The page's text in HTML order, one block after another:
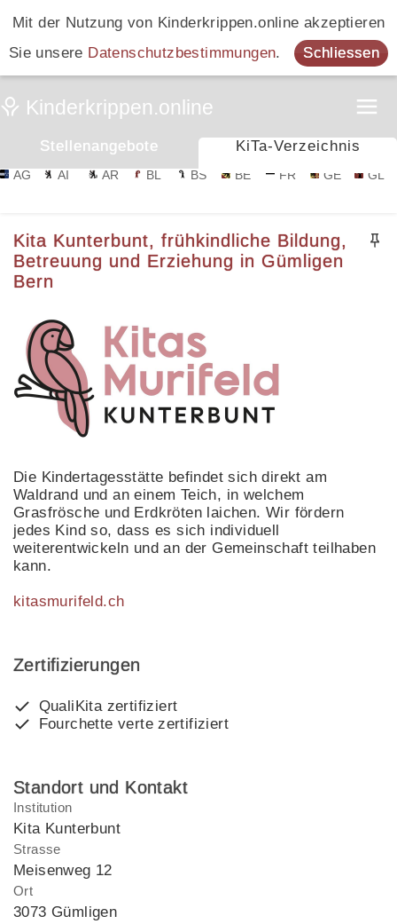
Mit der Nutzung von Kinderkrippen.online akzeptieren
Sie unsere Datenschutzbestimmungen. Schliessen
Stellenangebote KiTa-Verzeichnis
AG AI AR BL BS BE FR GE GL
Kita Kunterbunt, frühkindliche Bildung,
Betreuung und Erziehung in Gümligen
Bern
Die Kindertagesstätte befindet sich direkt am
Waldrand und an einem Teich, in welchem
Grasfrösche und Erdkröten laichen. Wir fördern
jedes Kind so, dass es sich individuell
weiterentwickeln und an der Gemeinschaft teilhaben
kann.
kitasmurifeld.ch
Zertifizierungen
QualiKita zertifiziert
Fourchette verte zertifiziert
Standort und Kontakt
Institution
Kita Kunterbunt
Strasse
Meisenweg 12
Ort
3073 Gümligen